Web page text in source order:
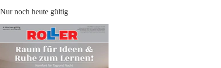
Nur noch heute gültig